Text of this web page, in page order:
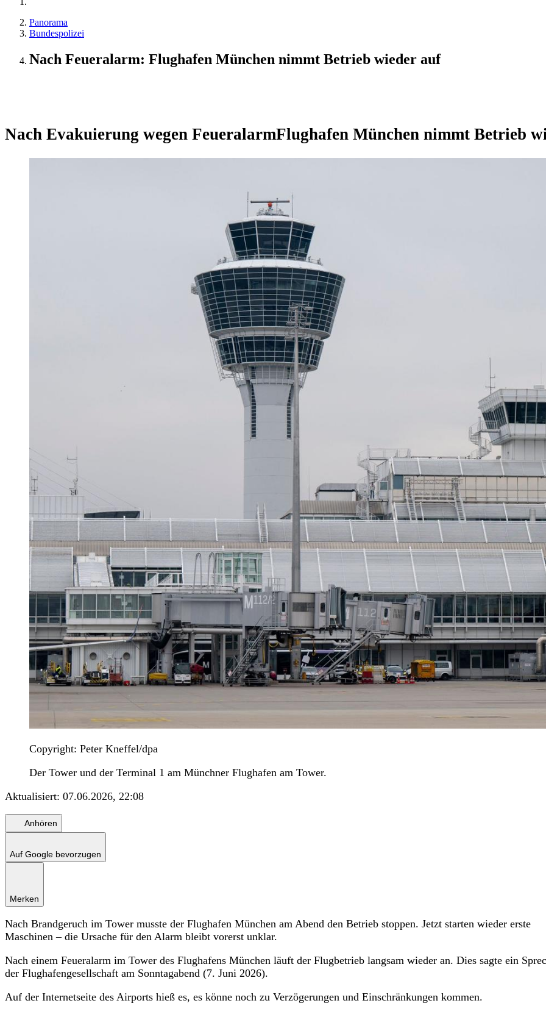
Panorama
Bundespolizei
Nach Feueralarm: Flughafen München nimmt Betrieb wieder auf
Nach Evakuierung wegen FeueralarmFlughafen München nimmt Betrieb
Copyright: Peter Kneffel/dpa
Der Tower und der Terminal 1 am Münchner Flughafen am Tower.
Aktualisiert: 07.06.2026, 22:08
Anhören
Auf Google bevorzugen
Merken
Nach Brandgeruch im Tower musste der Flughafen München am Abend den Betrieb stoppen. Jetzt starten wieder erste
Maschinen – die Ursache für den Alarm bleibt vorerst unklar.
Nach einem Feueralarm im Tower des Flughafens München läuft der Flugbetrieb langsam wieder an. Dies sagte ein
der Flughafengesellschaft am Sonntagabend (7. Juni 2026).
Auf der Internetseite des Airports hieß es, es könne noch zu Verzögerungen und Einschränkungen kommen.